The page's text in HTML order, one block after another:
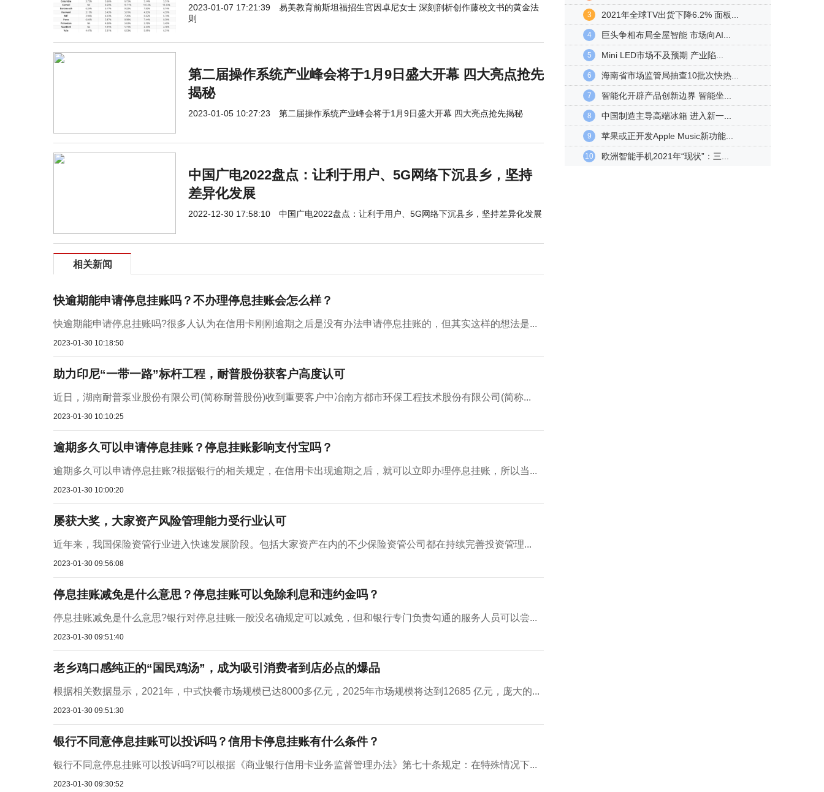
2023-01-07 17:21:39
易美教育前斯坦福招生官因卓尼女士 深刻剖析创作藤校文书的黄金法
则
第二届操作系统产业峰会将于1月9日盛大开幕 四大亮点抢先
揭秘
2023-01-05 10:27:23 第二届操作系统产业峰会将于1月9日盛大开幕 四大亮点抢先揭秘
中国广电2022盘点：让利于用户、5G网络下沉县乡，坚持
差异化发展
2022-12-30 17:58:10 中国广电2022盘点：让利于用户、5G网络下沉县乡，坚持差异化发展
相关新闻
快逾期能申请停息挂账吗？不办理停息挂账会怎么样？
快逾期能申请停息挂账吗?很多人认为在信用卡刚刚逾期之后是没有办法申请停息挂账的，但其实这样的想法是...
2023-01-30 10:18:50
助力印尼“一带一路”标杆工程，耐普股份获客户高度认可
近日，湖南耐普泵业股份有限公司(简称耐普股份)收到重要客户中冶南方都市环保工程技术股份有限公司(简称...
2023-01-30 10:10:25
逾期多久可以申请停息挂账？停息挂账影响支付宝吗？
逾期多久可以申请停息挂账?根据银行的相关规定，在信用卡出现逾期之后，就可以立即办理停息挂账，所以当...
2023-01-30 10:00:20
屡获大奖，大家资产风险管理能力受行业认可
近年来，我国保险资管行业进入快速发展阶段。包括大家资产在内的不少保险资管公司都在持续完善投资管理...
2023-01-30 09:56:08
停息挂账减免是什么意思？停息挂账可以免除利息和违约金吗？
停息挂账减免是什么意思?银行对停息挂账一般没名确规定可以减免，但和银行专门负责勾通的服务人员可以尝...
2023-01-30 09:51:40
老乡鸡口感纯正的“国民鸡汤”，成为吸引消费者到店必点的爆品
根据相关数据显示，2021年，中式快餐市场规模已达8000多亿元，2025年市场规模将达到12685 亿元，庞大的...
2023-01-30 09:51:30
银行不同意停息挂账可以投诉吗？信用卡停息挂账有什么条件？
银行不同意停息挂账可以投诉吗?可以根据《商业银行信用卡业务监督管理办法》第七十条规定：在特殊情况下...
2023-01-30 09:30:52
3 2021年全球TV出货下降6.2% 面板...
4 巨头争相布局全屋智能 市场向AI...
5 Mini LED市场不及预期 产业陷...
6 海南省市场监管局抽查10批次快热...
7 智能化开辟产品创新边界 智能坐...
8 中国制造主导高端冰箱 进入新一...
9 苹果或正开发Apple Music新功能...
10 欧洲智能手机2021年“现状”：三...